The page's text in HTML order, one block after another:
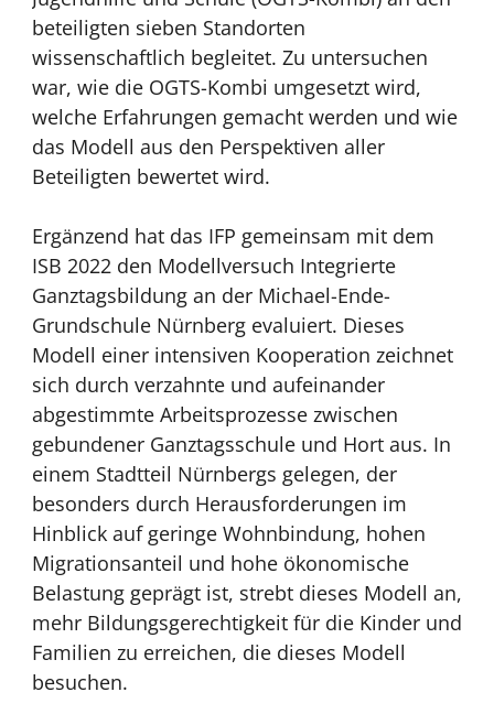
beteiligten sieben Standorten
wissenschaftlich begleitet. Zu untersuchen
war, wie die OGTS-Kombi umgesetzt wird,
welche Erfahrungen gemacht werden und wie
das Modell aus den Perspektiven aller
Beteiligten bewertet wird.
Ergänzend hat das IFP gemeinsam mit dem
ISB 2022 den Modellversuch Integrierte
Ganztagsbildung an der Michael-Ende-
Grundschule Nürnberg evaluiert. Dieses
Modell einer intensiven Kooperation zeichnet
sich durch verzahnte und aufeinander
abgestimmte Arbeitsprozesse zwischen
gebundener Ganztagsschule und Hort aus. In
einem Stadtteil Nürnbergs gelegen, der
besonders durch Herausforderungen im
Hinblick auf geringe Wohnbindung, hohen
Migrationsanteil und hohe ökonomische
Belastung geprägt ist, strebt dieses Modell an,
mehr Bildungsgerechtigkeit für die Kinder und
Familien zu erreichen, die dieses Modell
besuchen.